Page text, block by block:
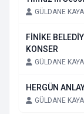
GÜLDANE
FİNİKE
KONSER
GÜLDANE
HERGÜN
GÜLDANE